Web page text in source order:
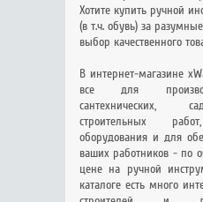
Хотите купить ручной
(в т.ч. обувь) за
выбор качественного
В интернет-магазине
все для
сантехнических,
строительных
оборудования и для
ваших работников - по
цене на ручной
каталоге есть много